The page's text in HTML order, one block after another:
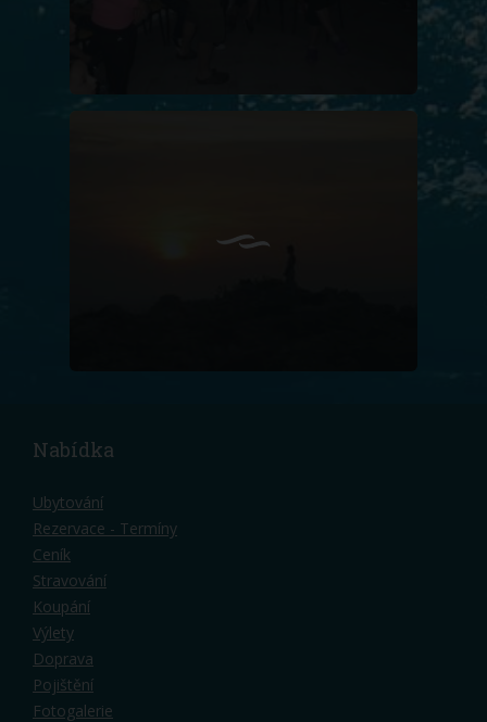
Nabídka
Ubytování
Rezervace - Termíny
Ceník
Stravování
Koupání
Výlety
Doprava
Pojištění
Fotogalerie